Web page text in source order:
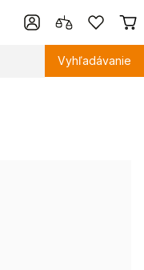
Vyhľadávanie